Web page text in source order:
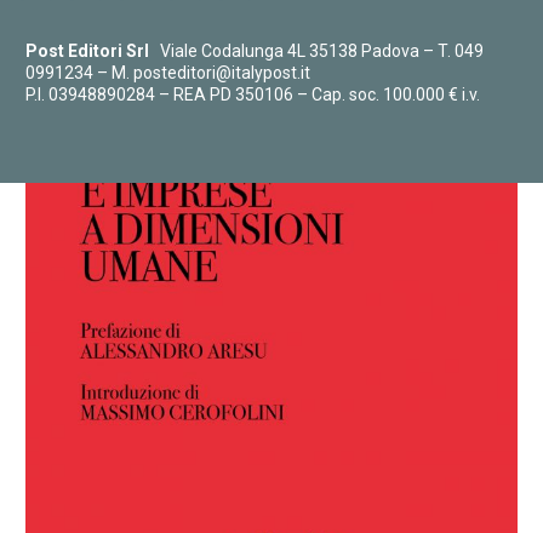
Post Editori Srl Viale Codalunga 4L 35138 Padova – T.049
0991234 – M.posteditori@italypost.it
P.I. 03948890284 – REA PD 350106 – Cap. soc. 100.000 € i.v.